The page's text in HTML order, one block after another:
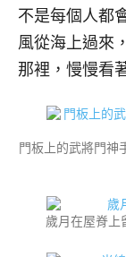
不是每個人都
風從海上過來
那裡，慢慢看
門板上的武將門神
歲月在屋脊上